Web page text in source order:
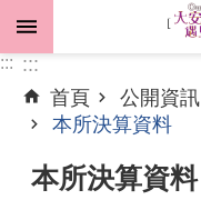
跳到主要內容區塊
進
階
尋
::: :::
首頁
公開資訊
本所決算資料
本所決算資料